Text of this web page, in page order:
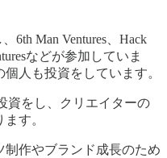
6th Man Ventures、Hack
などが参加していま
人も投資をしています。
資をし、クリエイターの
す。
制作やブランド成長のため